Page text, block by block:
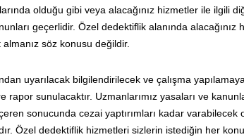
olduğu gibi veya alacağınız hizmetler ile ilgili
geçerlidir. Özel dedektiflik alanında alacağınız
söz konusu değildir.
uyarılacak bilgilendirilecek ve çalışma
rapor sunulacaktır. Uzmanlarımız yasaları ve
sonucunda cezai yaptırımları kadar varabilecek
Özel dedektiflik hizmetleri sizlerin istediğin her